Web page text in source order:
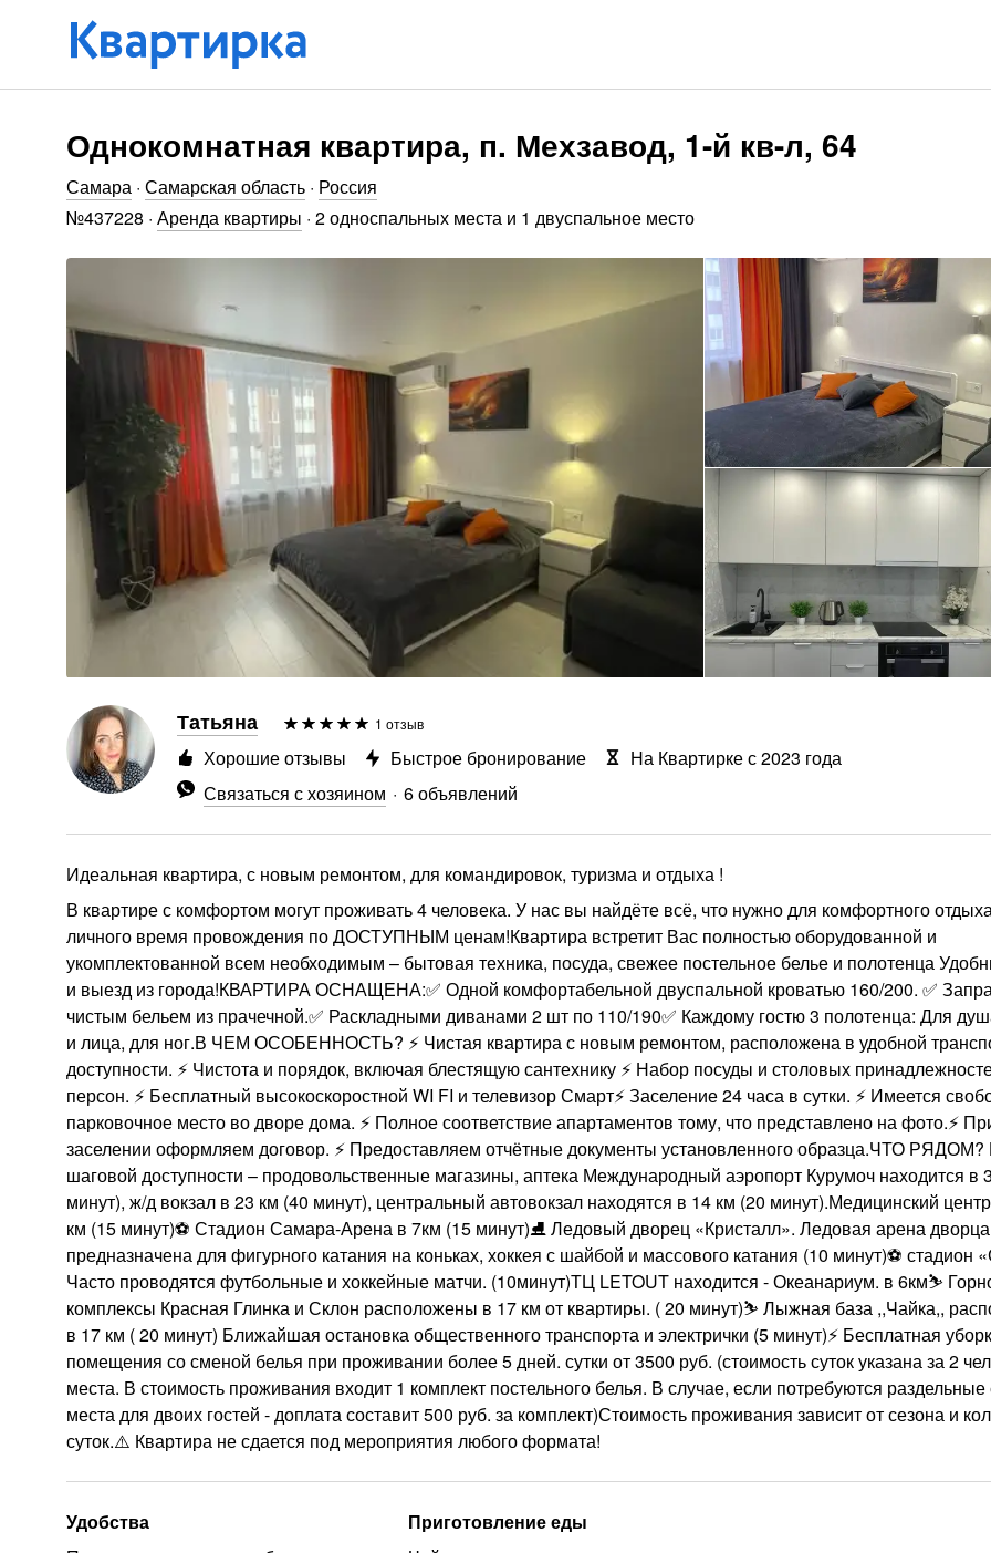
Однокомнатная квартира, п. Мехзавод, 1-й кв-л, 64
Самара · Самарская область · Россия
№437228 · Аренда квартиры · 2 односпальных места и 1 двуспальное место
Татьяна 1 отзыв
Связаться с хозяином 6 объявлений
Хорошие отзывы Быстрое бронирование На Квартирке с 2023 года
Идеальная квартира, с новым ремонтом, для командировок, туризма и отдыха !
В квартире с комфортом могут проживать 4 человека. У нас вы найдёте всё, что нужно для комфортного
личного время провождения по ДОСТУПНЫМ ценам!Квартира встретит Вас полностью оборудованной и
укомплектованной всем необходимым – бытовая техника, посуда, свежее постельное белье и полотенца
и выезд из города!КВАРТИРА ОСНАЩЕНА:✅ Одной комфортабельной двуспальной кроватью 160/200. ✅
чистым бельем из прачечной.✅ Раскладными диванами 2 шт по 110/190✅ Каждому гостю 3 полотенца: Для
и лица, для ног.В ЧЕМ ОСОБЕННОСТЬ? ⚡ Чистая квартира с новым ремонтом, расположена в удобной
доступности. ⚡ Чистота и порядок, включая блестящую сантехнику ⚡ Набор посуды и столовых
персон. ⚡ Бесплатный высокоскоростной WI FI и телевизор Смарт⚡ Заселение 24 часа в сутки. ⚡ Имеется
парковочное место во дворе дома. ⚡ Полное соответствие апартаментов тому, что представлено на фото.⚡
заселении оформляем договор. ⚡ Предоставляем отчётные документы установленного образца.ЧТО РЯДОМ?
шаговой доступности – продовольственные магазины, аптека Международный аэропорт Курумоч находится в
минут), ж/д вокзал в 23 км (40 минут), центральный автовокзал находятся в 14 км (20 минут).Медицинский
км (15 минут)⚽️ Стадион Самара-Арена в 7км (15 минут)⛸ Ледовый дворец «Кристалл». Ледовая арена дворца
предназначена для фигурного катания на коньках, хоккея с шайбой и массового катания (10 минут)⚽️
Часто проводятся футбольные и хоккейные матчи. (10минут)ТЦ LETOUT находится - Океанариум. в 6км⛷
комплексы Красная Глинка и Склон расположены в 17 км от квартиры. ( 20 минут)⛷ Лыжная база ,,Чайка,,
в 17 км ( 20 минут) Ближайшая остановка общественного транспорта и электрички (5 минут)⚡ Бесплатная
помещения со сменой белья при проживании более 5 дней. сутки от 3500 руб. (стоимость суток указана за 2
места. В стоимость проживания входит 1 комплект постельного белья. В случае, если потребуются
места для двоих гостей - доплата составит 500 руб. за комплект)Стоимость проживания зависит от сезона и
суток.⚠️ Квартира не сдается под мероприятия любого формата!
Удобства
Приготовление еды